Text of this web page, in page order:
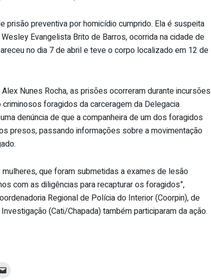
prisão preventiva por homicídio cumprido. Ela é suspeita
Evangelista Brito de Barros, ocorrida na cidade de
no dia 7 de abril e teve o corpo localizado em 12 de
Nunes Rocha, as prisões ocorreram durante incursões
foragidos da carceragem da Delegacia
denúncia de que a companheira de um dos foragidos
presos, passando informações sobre a movimentação
que foram submetidas a exames de lesão
com as diligências para recapturar os foragidos”,
Regional de Polícia do Interior (Coorpin), de
(Cati/Chapada) também participaram da ação.